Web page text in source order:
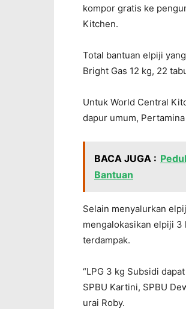
kompor gratis ke
Kitchen.
Total bantuan elpiji
Bright Gas 12 kg, 22
Untuk World Central
dapur umum,
BACA JUGA :
Bantuan
Selain menyalurkan
mengalokasikan elpiji 3
terdampak.
“LPG 3 kg Subsidi
SPBU Kartini, SPBU
urai Roby.